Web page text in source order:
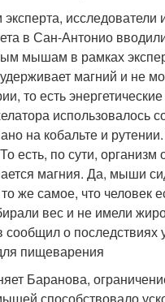
исследователи
в Сан-Антонио
мышам в рамках
магний и не
то есть
на кобальте и
есть, по сути, организм
магния. Да, мыши
же самое, что человек
вес и не имели
сообщил о последствиях
пищеварения
Баранова,